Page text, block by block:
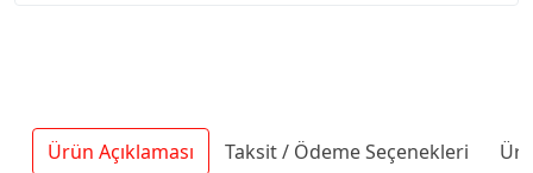
Ürün Açıklaması Taksit / Ödeme Seçenekleri